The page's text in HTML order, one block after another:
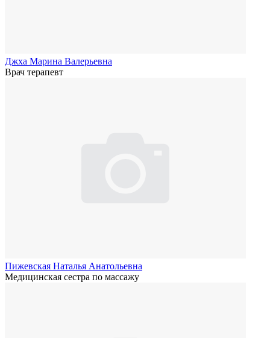
Джха Марина Валерьевна
Врач терапевт
Пижевская Наталья Анатольевна
Медицинская сестра по массажу